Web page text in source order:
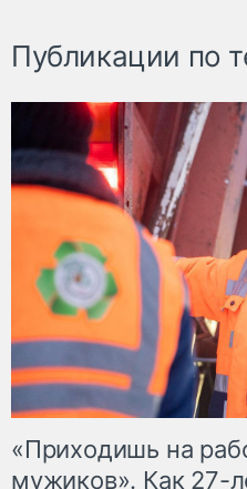
Публикации по
«Приходишь на
мужиков». Как 27-